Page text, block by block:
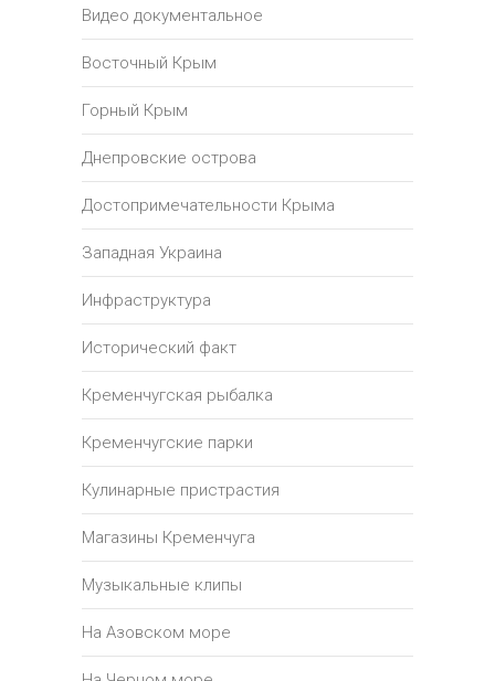
Видео документальное
Восточный Крым
Горный Крым
Днепровские острова
Достопримечательности Крыма
Западная Украина
Инфраструктура
Исторический факт
Кременчугская рыбалка
Кременчугские парки
Кулинарные пристрастия
Магазины Кременчуга
Музыкальные клипы
На Азовском море